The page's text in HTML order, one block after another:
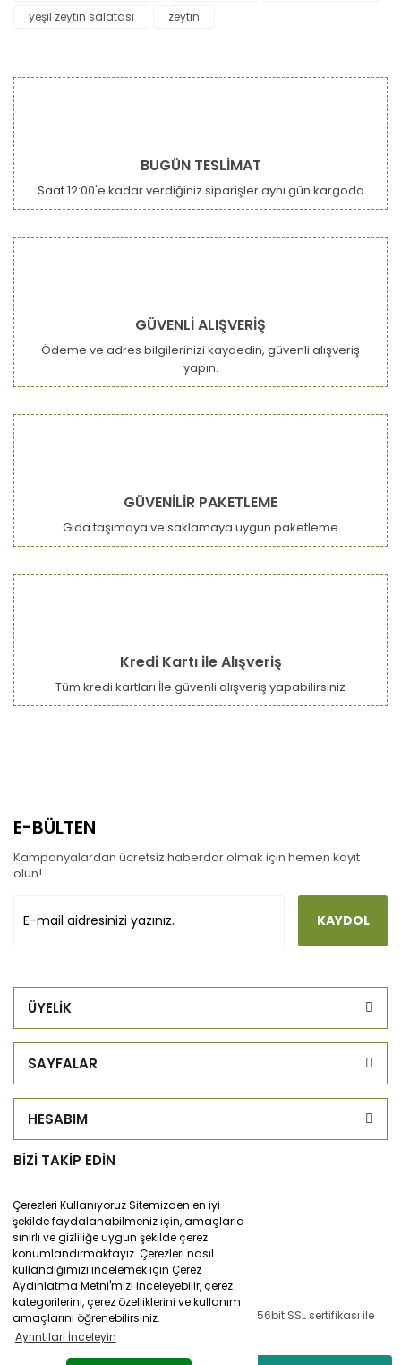
Çerezleri Kullanıyoruz Sitemizden en iyi
şekilde faydalanabilmeniz için, amaçlarla
sınırlı ve gizliliğe uygun şekilde çerez
konumlandırmaktayız. Çerezleri nasıl
kullandığımızı incelemek için Çerez
Aydınlatma Metni'mizi inceleyebilir, çerez
kategorilerini, çerez özelliklerini ve kullanım
amaçlarını öğrenebilirsiniz.
Ayrıntıları İnceleyin
Ürün fiyatı diğer sitelerden daha pahalı.
yeşil zeytin salatası
zeytin
BUGÜN TESLİMAT
Saat 12:00'e kadar verdiğiniz siparişler aynı gün kargoda
GÜVENLİ ALIŞVERİŞ
Ödeme ve adres bilgilerinizi kaydedin, güvenli alışveriş
yapın.
GÜVENİLİR PAKETLEME
Gıda taşımaya ve saklamaya uygun paketleme
Kredi Kartı ile Alışveriş
Tüm kredi kartları İle güvenli alışveriş yapabilirsiniz
E-BÜLTEN
Kampanyalardan ücretsiz haberdar olmak için hemen kayıt
olun!
KAYDOL
ÜYELİK
SAYFALAR
HESABIM
BİZİ TAKİP EDİN
© Tüm hakları saklıdır. Kredi kartı bilgileriniz 256bit SSL sertifikası ile
korunmaktadır.